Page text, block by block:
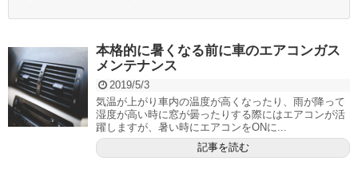
本格的に暑くなる前に車のエアコンガス
メンテナンス
2019/5/3
気温が上がり車内の温度が高くなったり、雨が降って
湿度が高い時に窓が曇ったりする際にはエアコンが活
躍しますが、暑い時にエアコンをONに...
記事を読む